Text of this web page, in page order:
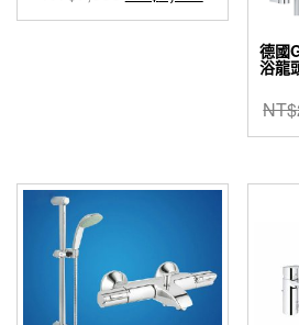
始
前
德國
浴龍
NT$